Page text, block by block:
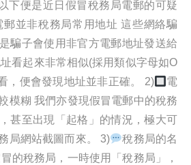
下便是近日假冒稅務局電郵的可疑
郵並非稅務局常用地址 這些網絡騙
騙子會使用非官方電郵地址發送給
看起來非常相似(採用類似字母如O
，便會發現地址並非正確。 2)
電
模糊 我們亦發現假冒電郵中的稅務
甚至出現「起格」的情況，極大可
局網站截圖而來。 3)
稅務局的名
的稅務局，一時使用「稅務局」，